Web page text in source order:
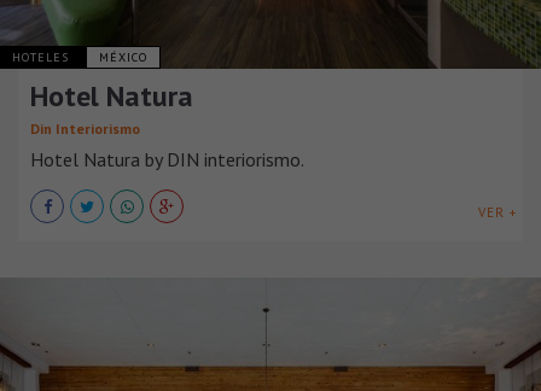
HOTELES MÉXICO
Hotel Natura
Din Interiorismo
Hotel Natura by DIN interiorismo.
VER +